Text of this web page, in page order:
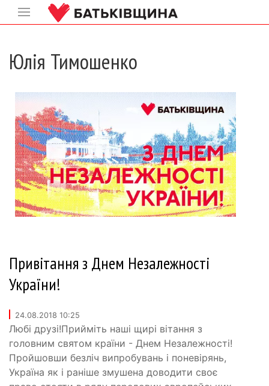
Юлія Тимошенко
Привітання з Днем Незалежності
України!
24.08.2018 10:25
Любі друзі!Прийміть наші щирі вітання з
головним святом країни - Днем Незалежності!
Пройшовши безліч випробувань і поневірянь,
Україна як і раніше змушена доводити своє